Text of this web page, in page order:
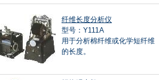
纤维长度分析仪
型号：Y111A
用于分析棉纤维或化学短纤维
的长度。